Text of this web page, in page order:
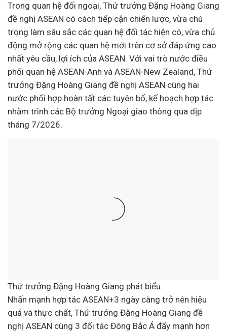
Trong quan hệ đối ngoại, Thứ trưởng Đặng Hoàng Giang
đề nghị ASEAN có cách tiếp cận chiến lược, vừa chú
trọng làm sâu sắc các quan hệ đối tác hiện có, vừa chủ
động mở rộng các quan hệ mới trên cơ sở đáp ứng cao
nhất yêu cầu, lợi ích của ASEAN. Với vai trò nước điều
phối quan hệ ASEAN-Anh và ASEAN-New Zealand, Thứ
trưởng Đặng Hoàng Giang đề nghị ASEAN cùng hai
nước phối hợp hoàn tất các tuyên bố, kế hoạch hợp tác
nhằm trình các Bộ trưởng Ngoại giao thông qua dịp
tháng 7/2026.
Thứ trưởng Đặng Hoàng Giang phát biểu.
Nhấn mạnh hợp tác ASEAN+3 ngày càng trở nên hiệu
quả và thực chất, Thứ trưởng Đặng Hoàng Giang đề
nghị ASEAN cùng 3 đối tác Đông Bắc Á đẩy mạnh hơn